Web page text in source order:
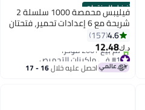
أفضل المنتجات فيليبس محمصة 1000 سلسلة 2
شريحة مع 6 إعدادات تحمير، فتحتان
عريضتان لمجموعة متنوعة من
الشرائح من الخبز إلى البيغلز
4.6
157
د.ك‏12.48
#1 في ماكينات التحميص
باقي 4 وحدات في المخزون
تم بيع +200 مؤخرًا
احصل عليه خلال 16 - 17